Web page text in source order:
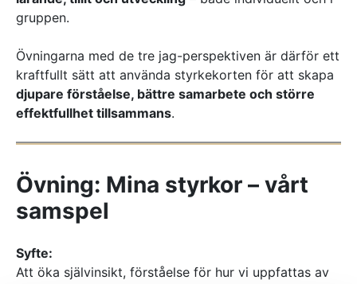
gruppen.
Övningarna med de tre jag-perspektiven är därför ett
kraftfullt sätt att använda styrkekorten för att skapa
djupare förståelse, bättre samarbete och större
effektfullhet tillsammans.
Övning: Mina styrkor – vårt
samspel
Syfte:
Att öka självinsikt, förståelse för hur vi uppfattas av